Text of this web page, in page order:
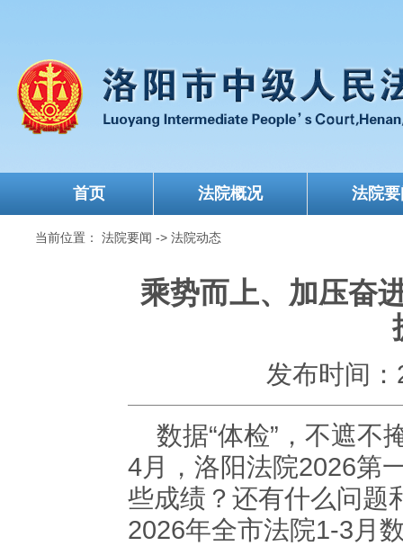
首页 法院概况 法院
当前位置：法院要闻 ->法院动态
乘势而上、加压奋
发布时间
数据“体检”，不遮不
4月，洛阳法院2026第
些成绩？还有什么问题
2026年全市法院1-3月